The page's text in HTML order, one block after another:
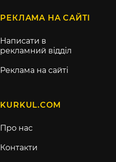
РЕКЛАМА НА САЙТІ
Написати в
рекламний відділ
Реклама на сайті
KURKUL.COM
Про нас
Контакти